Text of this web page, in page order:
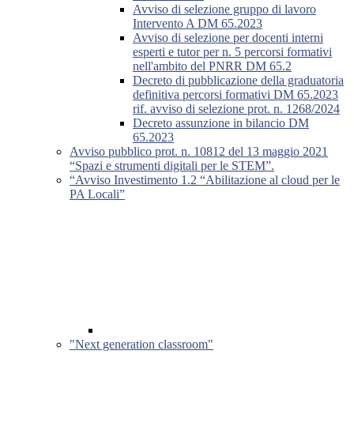
Avviso di selezione gruppo di lavoro
Intervento A DM 65.2023
Avviso di selezione per docenti interni
esperti e tutor per n. 5 percorsi formativi
nell'ambito del PNRR DM 65.2
Decreto di pubblicazione della graduatoria
definitiva percorsi formativi DM 65.2023
rif. avviso di selezione prot. n. 1268/2024
Decreto assunzione in bilancio DM
65.2023
Avviso pubblico prot. n. 10812 del 13 maggio 2021
“Spazi e strumenti digitali per le STEM”.
“Avviso Investimento 1.2 “Abilitazione al cloud per le
PA Locali”
"Next generation classroom"